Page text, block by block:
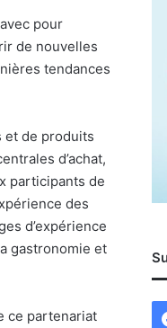
pour
de nouvelles
tendances
et de produits
d’achat,
participants de
des
d’expérience
gastronomie et
ce partenariat